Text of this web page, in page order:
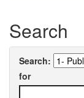
Search
Search:
for